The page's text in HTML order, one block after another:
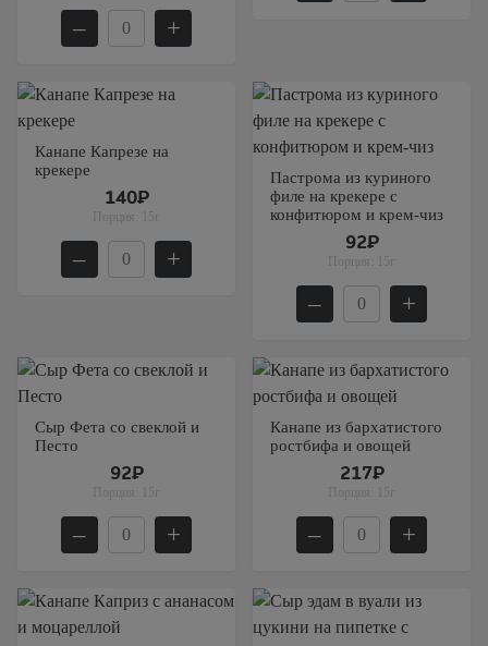
– +
Канапе Капрезе на
крекере
140₽
Порция: 15г
– +
Пастрома из куриного
филе на крекере с
конфитюром и крем-чиз
92₽
Порция: 15г
– +
Сыр Фета со свеклой и
Песто
92₽
Порция: 15г
– +
Канапе из бархатистого
ростбифа и овощей
217₽
Порция: 15г
– +